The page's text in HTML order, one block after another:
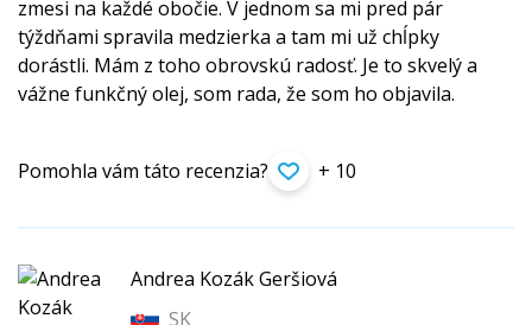
zmesi na každé obočie. V jednom sa mi pred pár
týždňami spravila medzierka a tam mi už chĺpky
dorástli. Mám z toho obrovskú radosť. Je to skvelý a
vážne funkčný olej, som rada, že som ho objavila.
Pomohla vám táto recenzia? + 10
Andrea Kozák Geršiová
SK